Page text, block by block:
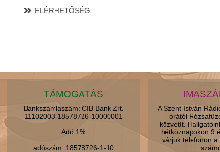
ELÉRHETŐSÉG
TÁMOGATÁS
Bankszámlaszám: CIB Bank Zrt.
11102003-18578726-10000001
Adó 1%
adószám: 18578726-1-10
A Szent István
órától
közvetít.
hétköznapokon 9
várjuk telefonon